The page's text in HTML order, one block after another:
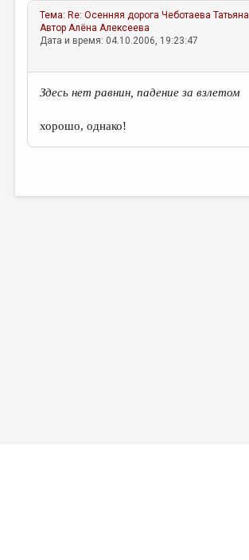
ЦИКЛЫ ПУБЛИКАЦИЙ
ТРЕДИАКОВСКИЙ
МЕДИА
Тема: Re: Осенняя дорога Чеботаева Татьяна
АвторАлёна Алексеева
Дата и время: 04.10.2006, 19:23:47
Здесь нет равнин, падение за взлетом
хорошо, однако!